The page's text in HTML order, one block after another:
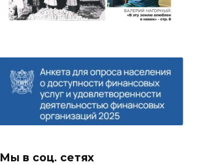
Мы в соц. сетях